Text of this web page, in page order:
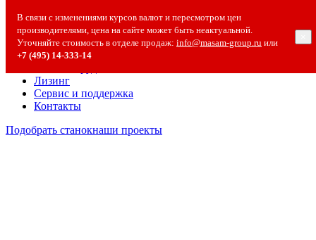
В связи с изменениями курсов валют и пересмотром цен
производителями, цена на сайте может быть неактуальной.
Уточняйте стоимость в отделе продаж: info@masam-group.ru или
+7 (495) 14‑333‑14
О компании
О компании
Полезная информация
Вакансии
Лизинг
Сервис и поддержка
Контакты
Подобрать станокнаши проекты